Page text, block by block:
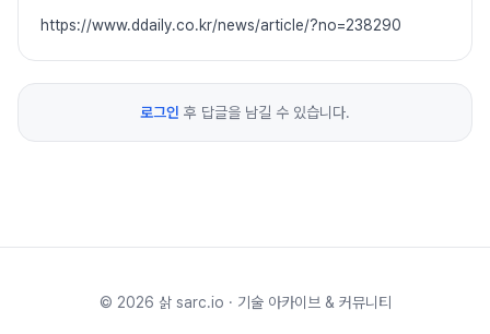
https://www.ddaily.co.kr/news/article/?no=238290
로그인 후 답글을 남길 수 있습니다.
© 2026 삵 sarc.io · 기술 아카이브 & 커뮤니티